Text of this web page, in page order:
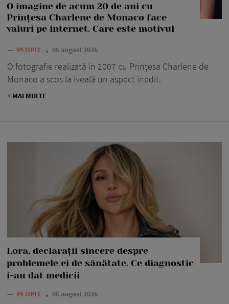
O imagine de acum 20 de ani cu
Prințesa Charlene de Monaco face
valuri pe internet. Care este motivul
— PEOPLE 06 august 2026
O fotografie realizată în 2007 cu Prințesa Charlene de
Monaco a scos la iveală un aspect inedit.
+ MAI MULTE
Lora, declarații sincere despre
problemele ei de sănătate. Ce diagnostic
i-au dat medicii
— PEOPLE 06 august 2026